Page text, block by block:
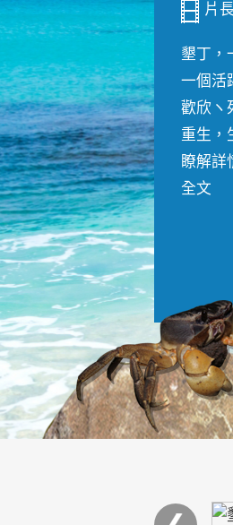
片
墾丁，
一個活
歡欣ヽ
重生
瞭解詳
全文